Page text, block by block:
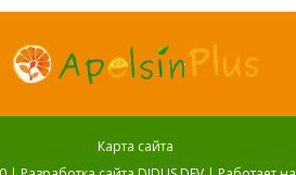
Карта сайта